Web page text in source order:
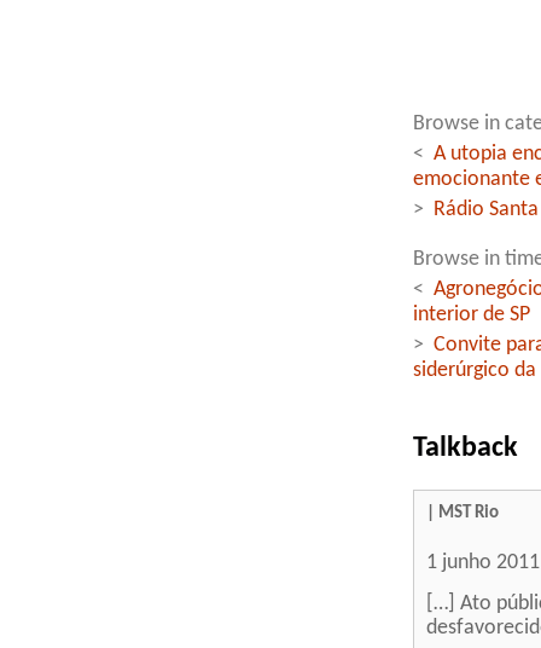
Browse in
< A utopia
emocionante
>
Rádio
Browse in
<
interior de SP
> Convite
siderúrgico da
Talkback
| MST Rio
1 junho
[…] Ato